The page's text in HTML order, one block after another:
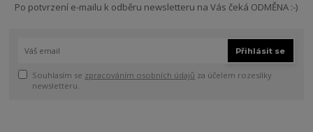
Po potvrzení e-mailu k odběru newsletteru na Vás čeká ODMĚNA :-)
Přihlásit se
Souhlasím se zpracováním osobních údajů za účelem rozesílky
newsletteru.